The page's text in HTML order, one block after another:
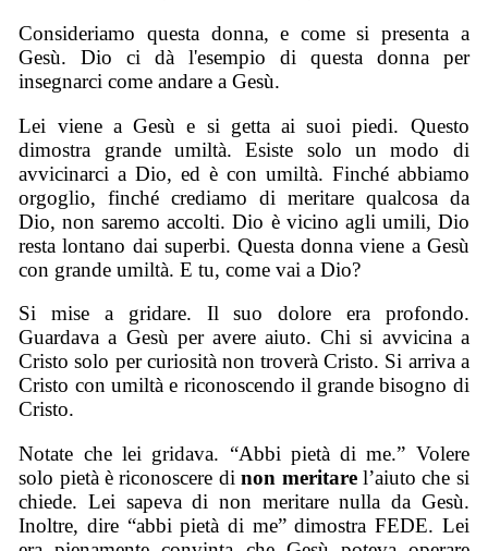
Consideriamo questa donna, e come si presenta a
Gesù. Dio ci dà l'esempio di questa donna per
insegnarci come andare a Gesù.
Lei viene a Gesù e si getta ai suoi piedi. Questo
dimostra grande umiltà. Esiste solo un modo di
avvicinarci a Dio, ed è con umiltà. Finché abbiamo
orgoglio, finché crediamo di meritare qualcosa da
Dio, non saremo accolti. Dio è vicino agli umili, Dio
resta lontano dai superbi. Questa donna viene a Gesù
con grande umiltà. E tu, come vai a Dio?
Si mise a gridare. Il suo dolore era profondo.
Guardava a Gesù per avere aiuto. Chi si avvicina a
Cristo solo per curiosità non troverà Cristo. Si arriva a
Cristo con umiltà e riconoscendo il grande bisogno di
Cristo.
Notate che lei gridava. “Abbi pietà di me.” Volere
solo pietà è riconoscere dinon meritare l’aiuto che si
chiede. Lei sapeva di non meritare nulla da Gesù.
Inoltre, dire “abbi pietà di me” dimostra FEDE. Lei